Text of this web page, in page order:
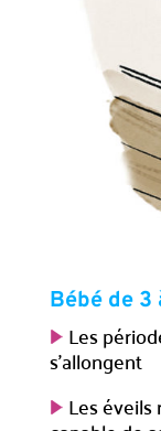
Bébé de 3
Les
s’allongent
Les